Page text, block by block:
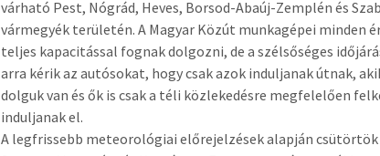
várható Pest, Nógrád, Heves, Borsod-Abaúj-Zemplén és
vármegyék területén. A Magyar Közút munkagépei
teljes kapacitással fognak dolgozni, de a szélsőséges
arra kérik az autósokat, hogy csak azok induljanak útnak,
dolguk van és ők is csak a téli közlekedésre megfelelően
induljanak el.
A legfrissebb meteorológiai előrejelzések alapján